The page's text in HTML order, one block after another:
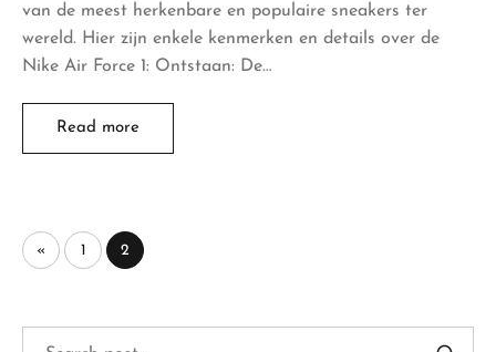
van de meest herkenbare en populaire sneakers ter
wereld. Hier zijn enkele kenmerken en details over de
Nike Air Force 1: Ontstaan: De…
Read more
« 1 2